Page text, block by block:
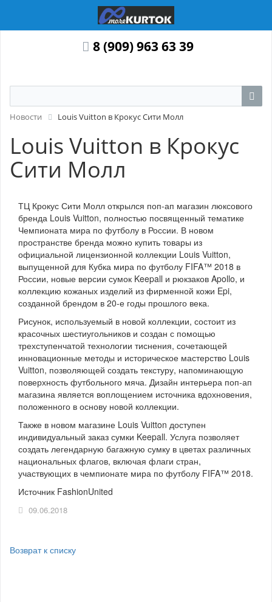
8 (909) 963 63 39
Новости Louis Vuitton в Крокус Сити Молл
Louis Vuitton в Крокус
Сити Молл
ТЦ Крокус Сити Молл открылся поп-ап магазин люксового
бренда Louis Vuitton, полностью посвященный тематике
Чемпионата мира по футболу в России. В новом
пространстве бренда можно купить товары из
официальной лицензионной коллекции Louis Vuitton,
выпущенной для Кубка мира по футболу FIFA™ 2018 в
России, новые версии сумок Keepall и рюкзаков Apollo, и
коллекцию кожаных изделий из фирменной кожи Epi,
созданной брендом в 20-е годы прошлого века.
Рисунок, используемый в новой коллекции, состоит из
красочных шестиугольников и создан с помощью
трехступенчатой технологии тиснения, сочетающей
инновационные методы и историческое мастерство Louis
Vuitton, позволяющей создать текстуру, напоминающую
поверхность футбольного мяча. Дизайн интерьера поп-ап
магазина является воплощением источника вдохновения,
положенного в основу новой коллекции.
Также в новом магазине Louis Vuitton доступен
индивидуальный заказ сумки Keepall. Услуга позволяет
создать легендарную багажную сумку в цветах различных
национальных флагов, включая флаги стран,
участвующих в чемпионате мира по футболу FIFA™ 2018.
Источник FashionUnited
09.06.2018
Возврат к списку